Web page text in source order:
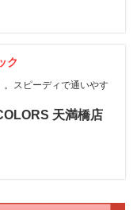
ク
スピーディで通いやす
天満橋店